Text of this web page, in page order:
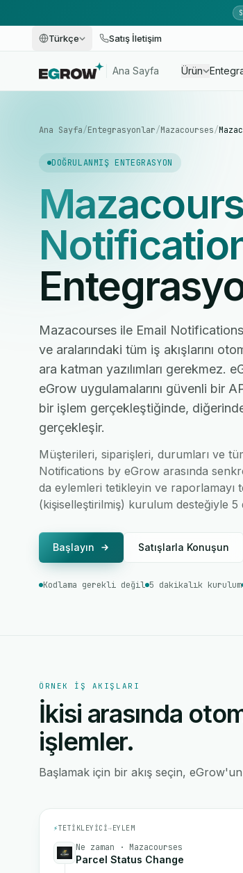
Türkçe Satış İletişim
Ana Sayfa Ürün
Ana Sayfa/Entegrasyonlar/Mazacourses/
DOĞRULANMIŞ ENTEGRASYON
Mazacourses ile Email
ve aralarındaki tüm iş akışlarını
ara katman yazılımları gerekmez.
eGrow uygulamalarını güvenli bir
bir işlem gerçekleştiğinde,
gerçekleşir.
Müşterileri, siparişleri, durumları ve
Notifications by eGrow arasında
da eylemleri tetikleyin ve
(kişiselleştirilmiş) kurulum desteğiyle 5
Başlayın Satışlarla Konuşun
Kodlama gerekli değil 5 dakikalık kurulum
ÖRNEK IŞ AKIŞLARI
İkisi arasında
işlemler.
Başlamak için bir akış seçin,
⚡TETIKLEYICI→EYLEM
Ne zaman · Mazacourses
Parcel Status Change